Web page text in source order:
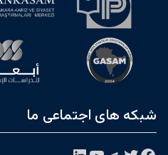
شبکه های اجتماعی ما